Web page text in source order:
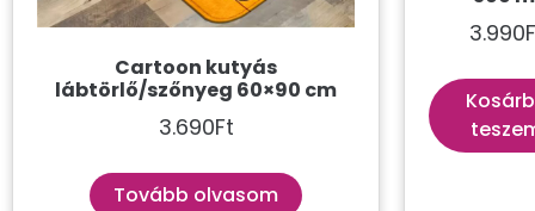
Cartoon kutyás
lábtörlő/szőnyeg 60×90 cm
3.690Ft
Tovább olvasom
3.990